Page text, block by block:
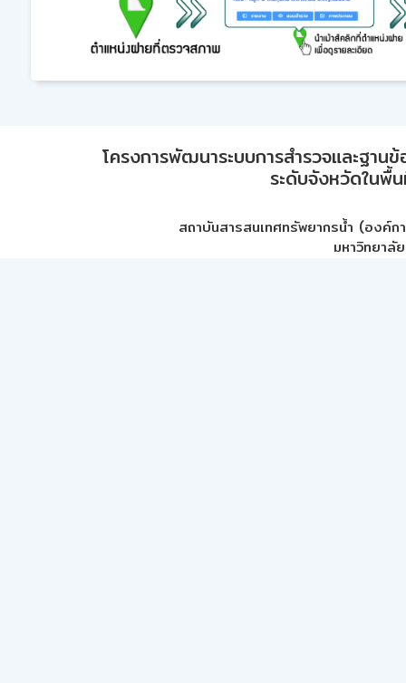
โครงการพัฒนาระบบการสำรวจและฐา
ระดับจังหวัดในพื้
สถาบันสารสนเทศทรัพยากรน้ำ (องค์ก
มหาวิทยาลั